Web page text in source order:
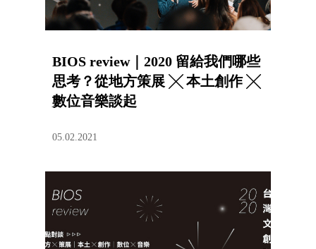
BIOS review｜2020 留給我們哪些
思考？從地方策展 ╳ 本土創作 ╳
數位音樂談起
05.02.2021